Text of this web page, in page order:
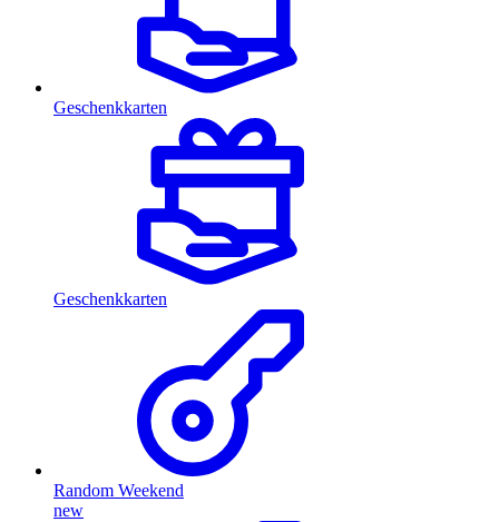
Geschenkkarten
Geschenkkarten
Random Weekend
new